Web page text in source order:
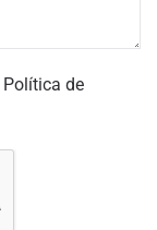
Política de